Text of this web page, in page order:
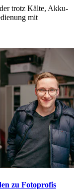
trotz Kälte, Akku-
mit
zu Fotoprofis